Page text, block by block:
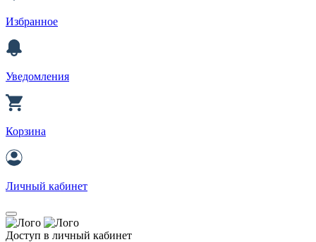
Избранное
Уведомления
Корзина
Личный кабинет
Доступ в личный кабинет